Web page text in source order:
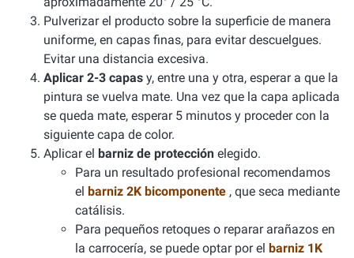
Pulverizar el producto sobre la superficie de manera
uniforme, en capas finas, para evitar descuelgues.
Evitar una distancia excesiva.
Aplicar 2-3 capas y, entre una y otra, esperar a que la
pintura se vuelva mate. Una vez que la capa aplicada
se queda mate, esperar 5 minutos y proceder con la
siguiente capa de color.
Aplicar el barniz de protección elegido.
Para un resultado profesional recomendamos
el barniz 2K bicomponente , que seca mediante
catálisis.
Para pequeños retoques o reparar arañazos en
la carrocería, se puede optar por el barniz 1K